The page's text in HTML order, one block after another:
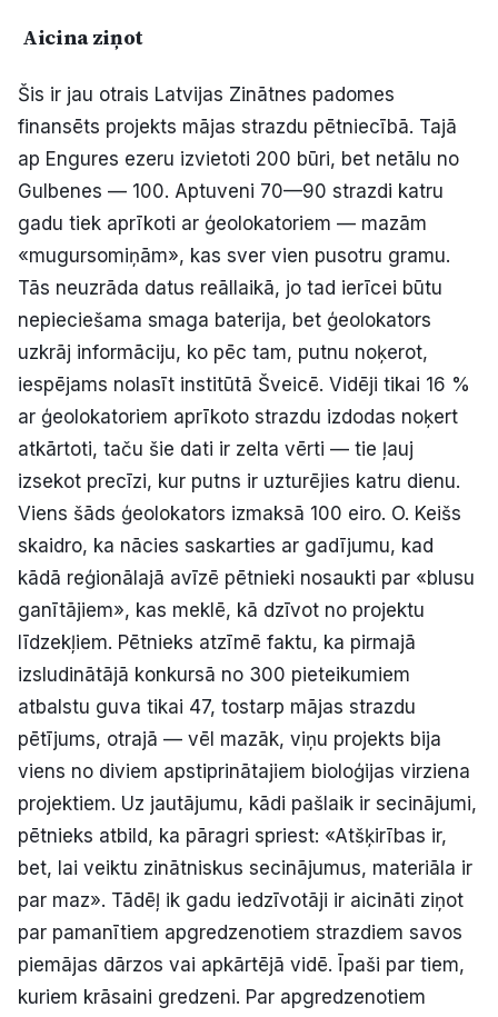
Aicina ziņot
Šis ir jau otrais Latvijas Zinātnes padomes
finansēts projekts mājas strazdu pētniecībā. Tajā
ap Engures ezeru izvietoti 200 būri, bet netālu no
Gulbenes — 100. Aptuveni 70—90 strazdi katru
gadu tiek aprīkoti ar ģeolokatoriem — mazām
«mugursomiņām», kas sver vien pusotru gramu.
Tās neuzrāda datus reāllaikā, jo tad ierīcei būtu
nepieciešama smaga baterija, bet ģeolokators
uzkrāj informāciju, ko pēc tam, putnu noķerot,
iespējams nolasīt institūtā Šveicē. Vidēji tikai 16 %
ar ģeolokatoriem aprīkoto strazdu izdodas noķert
atkārtoti, taču šie dati ir zelta vērti — tie ļauj
izsekot precīzi, kur putns ir uzturējies katru dienu.
Viens šāds ģeolokators izmaksā 100 eiro. O. Keišs
skaidro, ka nācies saskarties ar gadījumu, kad
kādā reģionālajā avīzē pētnieki nosaukti par «blusu
ganītājiem», kas meklē, kā dzīvot no projektu
līdzekļiem. Pētnieks atzīmē faktu, ka pirmajā
izsludinātājā konkursā no 300 pieteikumiem
atbalstu guva tikai 47, tostarp mājas strazdu
pētījums, otrajā — vēl mazāk, viņu projekts bija
viens no diviem apstiprinātajiem bioloģijas virziena
projektiem. Uz jautājumu, kādi pašlaik ir secinājumi,
pētnieks atbild, ka pāragri spriest: «Atšķirības ir,
bet, lai veiktu zinātniskus secinājumus, materiāla ir
par maz». Tādēļ ik gadu iedzīvotāji ir aicināti ziņot
par pamanītiem apgredzenotiem strazdiem savos
piemājas dārzos vai apkārtējā vidē. Īpaši par tiem,
kuriem krāsaini gredzeni. Par apgredzenotiem